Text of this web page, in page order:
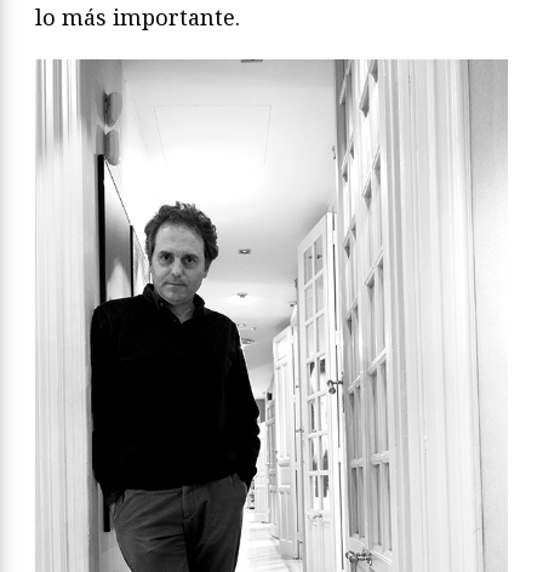
lo más importante.